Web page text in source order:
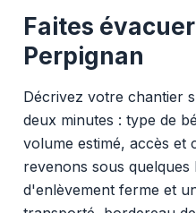
Faites
Perpignan
Décrivez votre chantier
deux minutes : type de
volume estimé, accès et
revenons sous
d'enlèvement ferme et